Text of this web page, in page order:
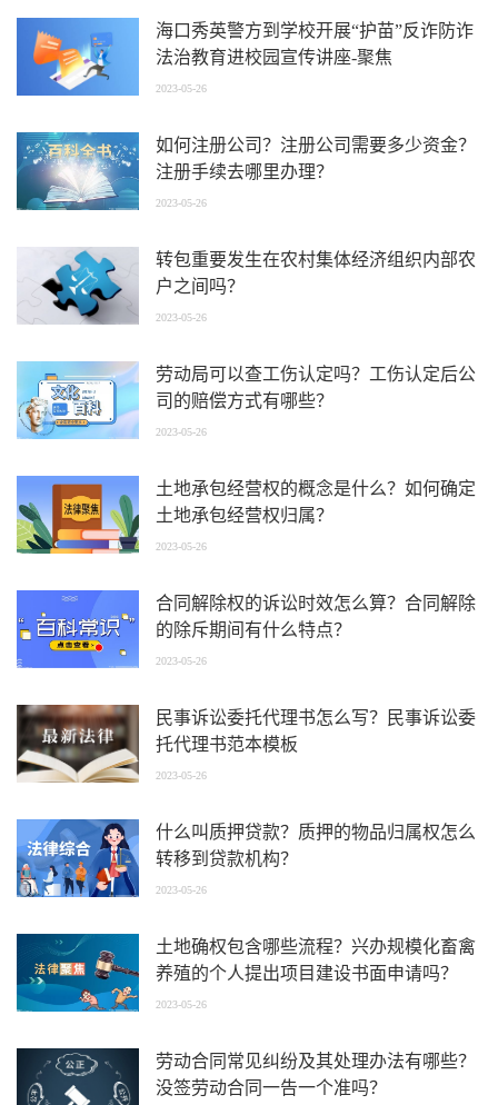
海口秀英警方到学校开展“护苗”反诈防诈
法治教育进校园宣传讲座-聚焦
2023-05-26
如何注册公司？注册公司需要多少资金？
注册手续去哪里办理？
2023-05-26
转包重要发生在农村集体经济组织内部农
户之间吗？
2023-05-26
劳动局可以查工伤认定吗？工伤认定后公
司的赔偿方式有哪些？
2023-05-26
土地承包经营权的概念是什么？如何确定
土地承包经营权归属？
2023-05-26
合同解除权的诉讼时效怎么算？合同解除
的除斥期间有什么特点？
2023-05-26
民事诉讼委托代理书怎么写？民事诉讼委
托代理书范本模板
2023-05-26
什么叫质押贷款？质押的物品归属权怎么
转移到贷款机构？
2023-05-26
土地确权包含哪些流程？兴办规模化畜禽
养殖的个人提出项目建设书面申请吗？
2023-05-26
劳动合同常见纠纷及其处理办法有哪些？
没签劳动合同一告一个准吗？